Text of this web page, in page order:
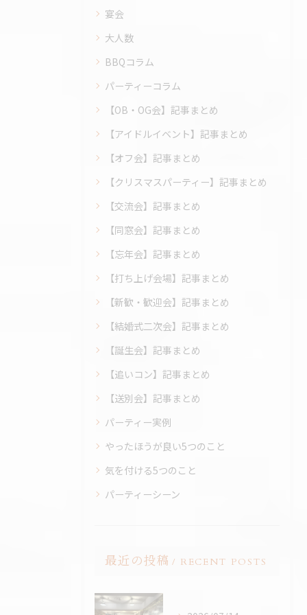
宴会
大人数
BBQコラム
パーティーコラム
【OB・OG会】記事まとめ
【アイドルイベント】記事まとめ
【オフ会】記事まとめ
【クリスマスパーティー】記事まとめ
【交流会】記事まとめ
【同窓会】記事まとめ
【忘年会】記事まとめ
【打ち上げ会場】記事まとめ
【新歓・歓迎会】記事まとめ
【結婚式二次会】記事まとめ
【誕生会】記事まとめ
【追いコン】記事まとめ
【送別会】記事まとめ
パーティー実例
やったほうが良い5つのこと
気を付ける5つのこと
パーティーシーン
最近の投稿 RECENT POSTS